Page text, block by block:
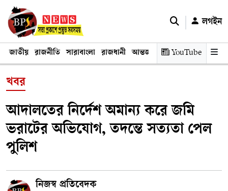
লগইন
জাতীয় রাজনীতি সারাবাংলা রাজধানী আন্তর্জাতিক অর্থনীতি তথ্য
YouTube
খবর
আদালতের নির্দেশ অমান্য করে জমি
ভরাটের অভিযোগ, তদন্তে সত্যতা পেল
পুলিশ
নিজস্ব প্রতিবেদক